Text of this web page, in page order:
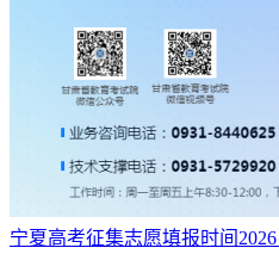
宁夏高考征集志愿填报时间